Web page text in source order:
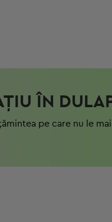
ÎN
pe care nu le